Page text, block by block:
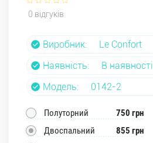
0 відгуків
Виробник:
Le Confort
Наявність:
В наявності
Модель:
0142-2
Полуторний
750 грн
Двоспальний
855 грн